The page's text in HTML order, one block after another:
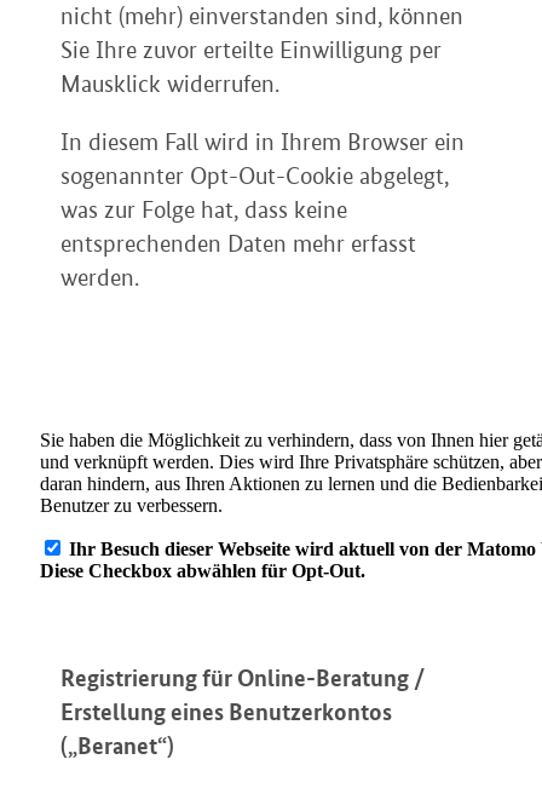
nicht (mehr) einverstanden sind, können
Sie Ihre zuvor erteilte Einwilligung per
Mausklick widerrufen.
In diesem Fall wird in Ihrem Browser ein
sogenannter Opt-Out-Cookie abgelegt,
was zur Folge hat, dass keine
entsprechenden Daten mehr erfasst
werden.
Registrierung für Online-Beratung /
Erstellung eines Benutzerkontos
(„Beranet“)